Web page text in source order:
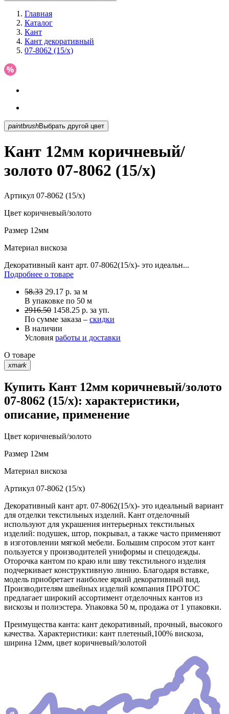
Главная
Каталог
Кант
Кант декоративный
07-8062 (15/x)
paintbrush Выбрать другой цвет
Кант 12мм коричневый/
золото 07-8062 (15/x)
Артикул 07-8062 (15/x)
Цвет коричневый/золото
Размер 12мм
Материал вискоза
Декоративный кант арт. 07-8062(15/х)- это идеальн...
Подробнее о товаре
58.33 29.17 р. за м
В упаковке по 50 м
2916.50 1458.25 р. за уп.
По сумме заказа – скидки
В наличии
Условия работы и доставки
О товаре
xmark
Купить Кант 12мм коричневый/золото
07-8062 (15/x): характеристики,
описание, применение
Цвет коричневый/золото
Размер 12мм
Материал вискоза
Артикул 07-8062 (15/x)
Декоративный кант арт. 07-8062(15/х)- это идеальный вариант
для отделки текстильных изделий. Кант отделочный
используют для украшения интерьерных текстильных
изделий: подушек, штор, покрывал, а также часто применяют
в изготовлении мягкой мебели. Большим спросом этот кант
пользуется у производителей униформы и спецодежды.
Оторочка кантом по краю или шву текстильного изделия
подчеркивает конструктивную линию. Благодаря вставке,
модель приобретает наиболее яркий декоративный вид.
Производителям швейных изделий компания ПРОТОС
предлагает широкий ассортимент отделочных кантов из
вискозы и полиэстера. Упаковка 50 м, продажа от 1 упаковки.
Преимущества канта: кант декоративный, прочный, высокого
качества. Характеристики: кант плетеный,100% вискоза,
ширина 12мм, цвет коричневый/золотой